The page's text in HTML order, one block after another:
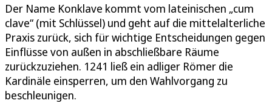
Der Name Konklave kommt vom lateinischen „cum
clave“ (mit Schlüssel) und geht auf die mittelalterliche
Praxis zurück, sich für wichtige Entscheidungen gegen
Einflüsse von außen in abschließbare Räume
zurückzuziehen. 1241 ließ ein adliger Römer die
Kardinäle einsperren, um den Wahlvorgang zu
beschleunigen.